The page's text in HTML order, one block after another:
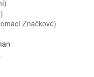
Značkové)